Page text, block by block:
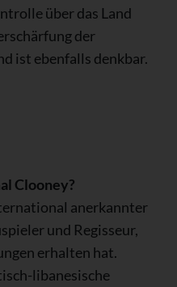
über das Land
der
ist ebenfalls denkbar.
Clooney?
anerkannter
und Regisseur,
erhalten hat.
libanesische